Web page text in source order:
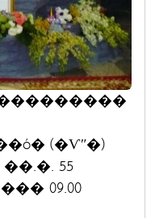
(�Ѵʺ�)
55
09.00